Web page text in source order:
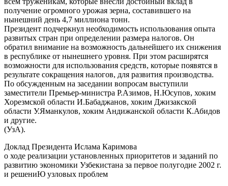
получение огромного урожая зерна, составившего на
нынешний день 4,7 миллиона тонн.
Президент подчеркнул необходимость использования опыта
развитых стран при определении размера налогов. Он
обратил внимание на возможность дальнейшего их снижения
в республике от нынешнего уровня. При этом расширятся
возможности для использования средств, которые появятся в
результате сокращения налогов, для развития производства.
По обсужденным на заседании вопросам выступили
заместители Премьер-министра Р.Азимов, Н.Юсупов, хоким
Хорезмской области И.Бабаджанов, хоким Джизакской
области У.Яманкулов, хоким Андижанской области К.Абидов
и другие.
(УзА).
Доклад Президента Ислама Каримова
о ходе реализации установленных приоритетов и заданий по
развитию экономики Узбекистана за первое полугодие 2002 г.
и решениЮ узловых проблем